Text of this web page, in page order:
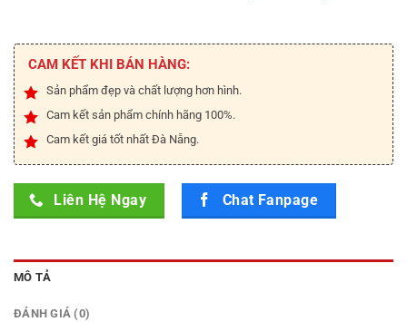
CAM KẾT KHI BÁN HÀNG:
Sản phẩm đẹp và chất lượng hơn hình.
Cam kết sản phẩm chính hãng 100%.
Cam kết giá tốt nhất Đà Nẵng.
Liên Hệ Ngay Chat Fanpage
MÔ TẢ
ĐÁNH GIÁ (0)